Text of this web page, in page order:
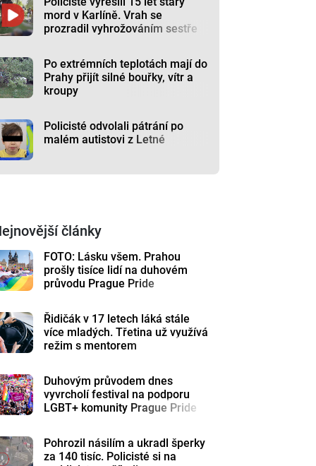
mord v Karlíně. Vrah se
prozradil vyhrožováním sestře
Po extrémních teplotách mají do
Prahy přijít silné bouřky, vítr a
kroupy
Policisté odvolali pátrání po
malém autistovi z Letné
články
FOTO: Lásku všem. Prahou
prošly tisíce lidí na duhovém
průvodu Prague Pride
Řidičák v 17 letech láká stále
více mladých. Třetina už využívá
režim s mentorem
Duhovým průvodem dnes
vyvrcholí festival na podporu
LGBT+ komunity Prague Pride
Pohrozil násilím a ukradl šperky
za 140 tisíc. Policisté si na